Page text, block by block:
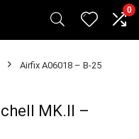
0
Airfix A06018 – B-25
MK.II –